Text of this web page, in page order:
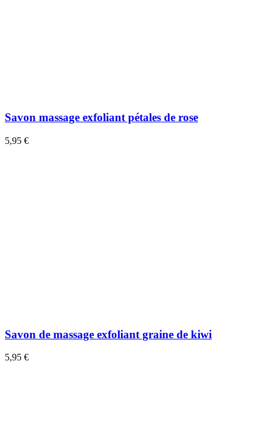
Savon massage exfoliant pétales de rose
5,95 €
Savon de massage exfoliant graine de kiwi
5,95 €